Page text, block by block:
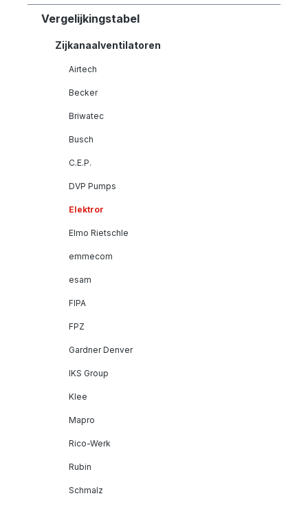
Vergelijkingstabel
Zijkanaalventilatoren
Airtech
Becker
Briwatec
Busch
C.E.P.
DVP Pumps
Elektror
Elmo Rietschle
emmecom
esam
FIPA
FPZ
Gardner Denver
IKS Group
Klee
Mapro
Rico-Werk
Rubin
Schmalz